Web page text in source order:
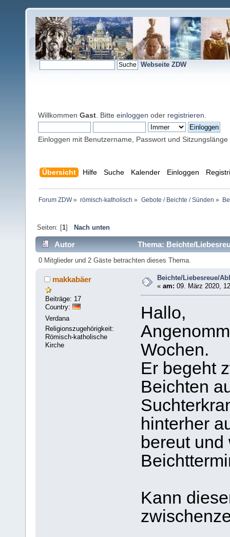
Webseite ZDW
Willkommen Gast . Bitte einloggen oder registrieren
Einloggen mit Benutzername, Passwort und Sitzungslänge
Übersicht Hilfe Suche Kalender Einloggen
Forum ZDW» römisch-katholisch » Gebote / Beichte / Sünden »
Seiten: [1] Nach unten
Autor Thema: Beichte/
0 Mitglieder und 2 Gäste betrachten dieses Thema.
makkabäer
Beiträge: 17
Country:
Verdana
Religionszugehörigkeit:
Römisch-katholische
Kirche
Beichte/Liebesreue/
«am: 09. März 2020,
Hallo,
Wochen.
Er begeht
Beichten
hinterher
bereut
Kann